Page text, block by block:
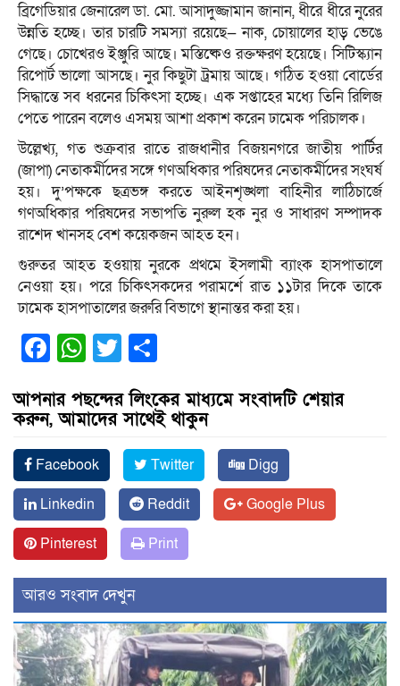
ব্রিগেডিয়ার জেনারেল ডা. মো. আসাদুজ্জামান জানান, ধীরে ধীরে নুরের
উন্নতি হচ্ছে। তার চারটি সমস্যা রয়েছে— নাক, চোয়ালের হাড় ভেঙে
গেছে। চোখেরও ইঞ্জুরি আছে। মস্তিষ্কেও রক্তক্ষরণ হয়েছে। সিটিস্ক্যান
রিপোর্ট ভালো আসছে। নুর কিছুটা ট্রমায় আছে। গঠিত হওয়া বোর্ডের
সিদ্ধান্তে সব ধরনের চিকিৎসা হচ্ছে। এক সপ্তাহের মধ্যে তিনি রিলিজ
পেতে পারেন বলেও এসময় আশা প্রকাশ করেন ঢামেক পরিচালক।
উল্লেখ্য, গত শুক্রবার রাতে রাজধানীর বিজয়নগরে জাতীয় পার্টির
(জাপা) নেতাকর্মীদের সঙ্গে গণঅধিকার পরিষদের নেতাকর্মীদের সংঘর্ষ
হয়। দু’পক্ষকে ছত্রভঙ্গ করতে আইনশৃঙ্খলা বাহিনীর লাঠিচার্জে
গণঅধিকার পরিষদের সভাপতি নুরুল হক নুর ও সাধারণ সম্পাদক
রাশেদ খানসহ বেশ কয়েকজন আহত হন।
গুরুতর আহত হওয়ায় নুরকে প্রথমে ইসলামী ব্যাংক হাসপাতালে
নেওয়া হয়। পরে চিকিৎসকদের পরামর্শে রাত ১১টার দিকে তাকে
ঢামেক হাসপাতালের জরুরি বিভাগে স্থানান্তর করা হয়।
Facebook
WhatsApp
Twitter
আপনার পছন্দের লিংকের মাধ্যমে সংবাদটি শেয়ার
করুন, আমাদের সাথেই থাকুন
Facebook Twitter
Digg
Linkedin
Reddit
Google Plus
Pinterest
Print
আরও সংবাদ দেখুন